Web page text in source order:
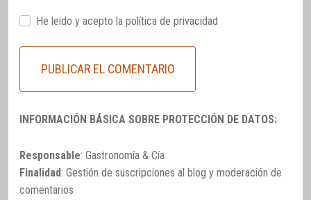
He leido y acepto la política de privacidad
INFORMACIÓN BÁSICA SOBRE PROTECCIÓN DE DATOS:
Responsable: Gastronomía & Cía
Finalidad: Gestión de suscripciones al blog y moderación de
comentarios